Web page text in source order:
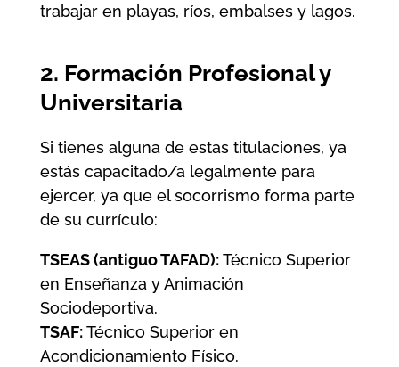
trabajar en playas, ríos, embalses y lagos.
2. Formación Profesional y
Universitaria
Si tienes alguna de estas titulaciones, ya
estás capacitado/a legalmente para
ejercer, ya que el socorrismo forma parte
de su currículo:
TSEAS (antiguo TAFAD):Técnico Superior
en Enseñanza y Animación
Sociodeportiva.
TSAF:Técnico Superior en
Acondicionamiento Físico.